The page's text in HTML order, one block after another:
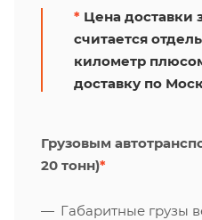
* Цена
считается
километр
доставку по
Грузовым
20 тонн)*
Габаритные грузы